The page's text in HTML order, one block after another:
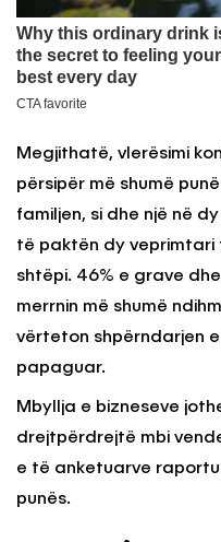
Megjithatë, vlerësimi
përsipër më shumë
familjen, si dhe një në
të paktën dy veprimtari
shtëpi. 46% e grave
merrnin më shumë
vërteton shpërndarjen
papaguar.
Mbyllja e bizneseve
drejtpërdrejtë mbi
e të anketuarve
punës.